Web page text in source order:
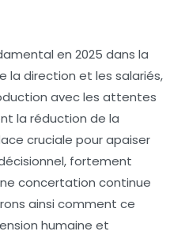
en 2025 dans la
la direction et les salariés,
avec les attentes
la réduction de la
cruciale pour apaiser
fortement
concertation continue
ainsi comment ce
humaine et